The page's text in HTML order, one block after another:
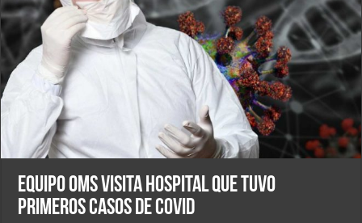
Equipo OMS visita hospital que tuvo
primeros casos de Covid